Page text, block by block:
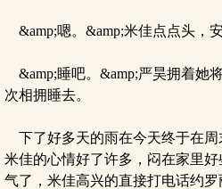
&amp;嗯。&amp;米佳点点头，
&amp;睡吧。&amp;严昊拥着她
次相拥睡去。
下了好多天的雨在今天终于在周
米佳的心情好了许多，闷在家里
气了，米佳高兴的直接打电话约罗